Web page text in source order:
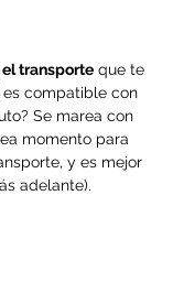
el transporte que te
es compatible con
Se marea con
momento para
y es mejor
adelante).